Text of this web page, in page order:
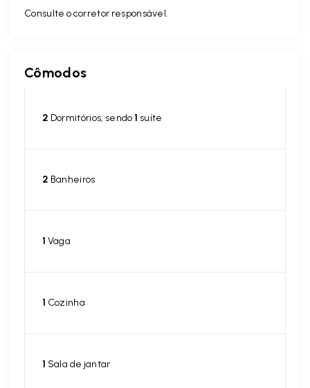
Consulte o corretor responsável.
Cômodos
2 Dormitórios, sendo1 suíte
2 Banheiros
1 Vaga
1 Cozinha
1 Sala de jantar